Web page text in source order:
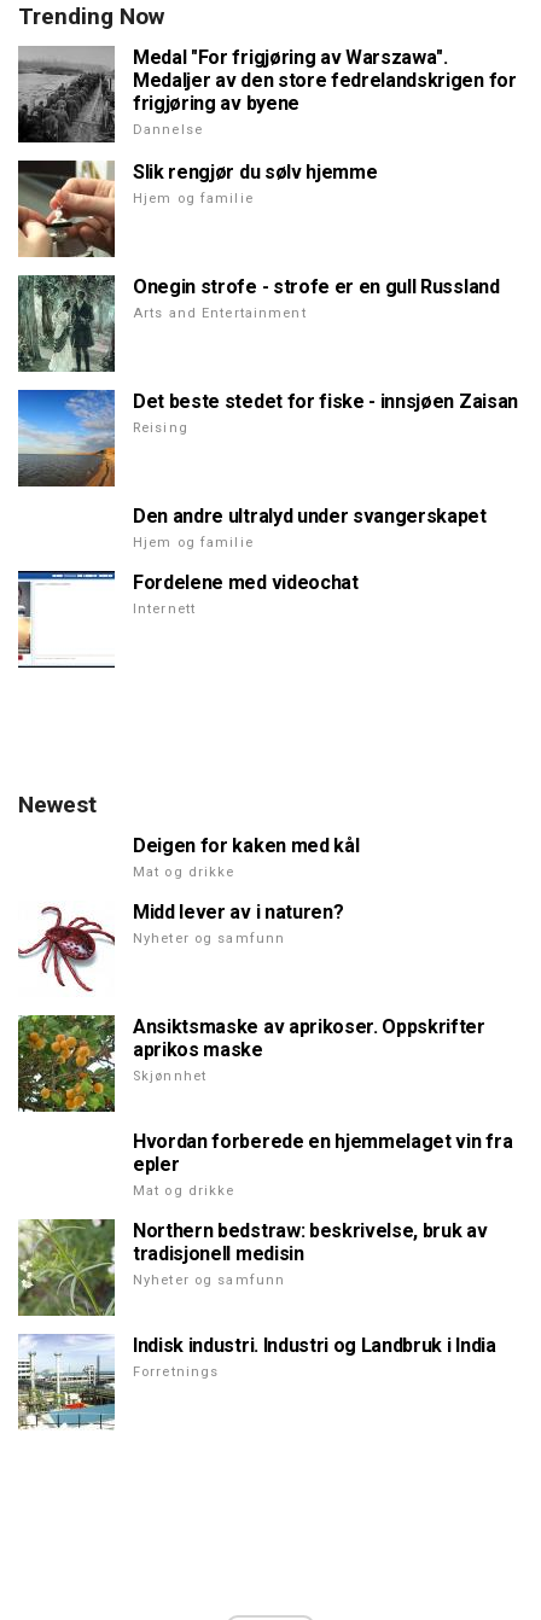
Trending Now
Medal "For frigjøring av Warszawa".
Medaljer av den store fedrelandskrigen for
frigjøring av byene
Dannelse
Slik rengjør du sølv hjemme
Hjem og familie
Onegin strofe - strofe er en gull Russland
Arts and Entertainment
Det beste stedet for fiske - innsjøen Zaisan
Reising
Den andre ultralyd under svangerskapet
Hjem og familie
Fordelene med videochat
Internett
Newest
Deigen for kaken med kål
Mat og drikke
Midd lever av i naturen?
Nyheter og samfunn
Ansiktsmaske av aprikoser. Oppskrifter
aprikos maske
Skjønnhet
Hvordan forberede en hjemmelaget vin fra
epler
Mat og drikke
Northern bedstraw: beskrivelse, bruk av
tradisjonell medisin
Nyheter og samfunn
Indisk industri. Industri og Landbruk i India
Forretnings